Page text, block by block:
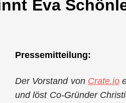
Eva
Pressemitteilung:
Der Vorstand von Crate.io
und löst Co-Gründer